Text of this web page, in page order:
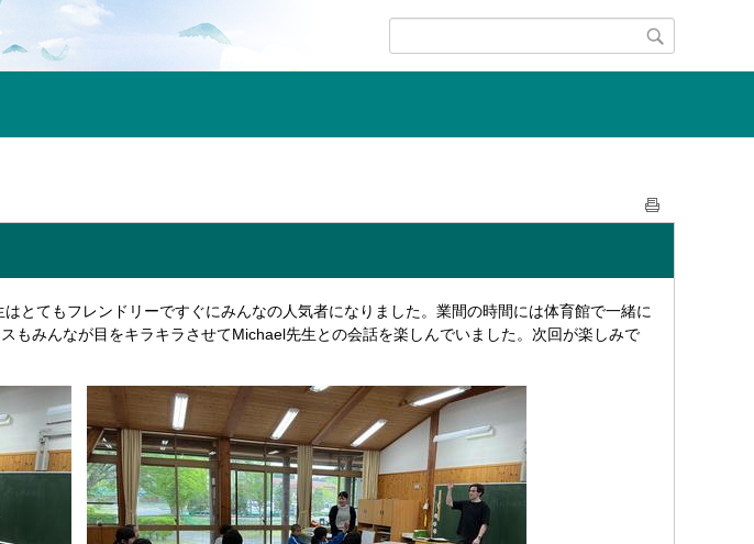
とてもフレンドリーですぐにみんなの人気者になりました。業間の時間には体育館で一緒に
もみんなが目をキラキラさせてMichael先生との会話を楽しんでいました。次回が楽しみで